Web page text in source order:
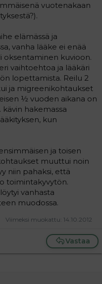
vuotenakaan
elämässä ja
vanha lääke ei enää
kuvioon.
vaihtoehtoa ja lääkäri
lopettamista. Reilu 2
ja migreenikohtaukset
½ vuoden aikana on
hakemassa
kun
ja toisen
muuttui noin
niin pahaksi, että
toimintakyvytön.
vanhasta
muodossa.
Viimeksi muokattu: 14.10.2012
Vastaa